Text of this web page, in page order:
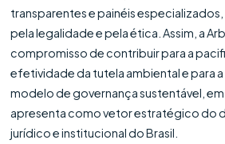
transparentes e painéis
pela legalidade e pela ética. Assim, a
compromisso de contribuir para a
efetividade da tutela ambiental e para
modelo de governança sustentável,
apresenta como vetor estratégico do
jurídico e institucional do Brasil.